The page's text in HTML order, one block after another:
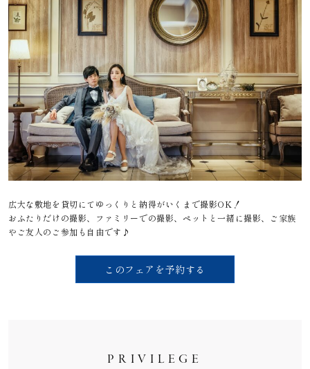
広大な敷地を貸切にてゆっくりと納得がいくまで撮影OK！
おふたりだけの撮影、ファミリーでの撮影、ペットと一緒に撮影、ご家族
やご友人のご参加も自由です♪
このフェアを予約する
PRIVILEGE